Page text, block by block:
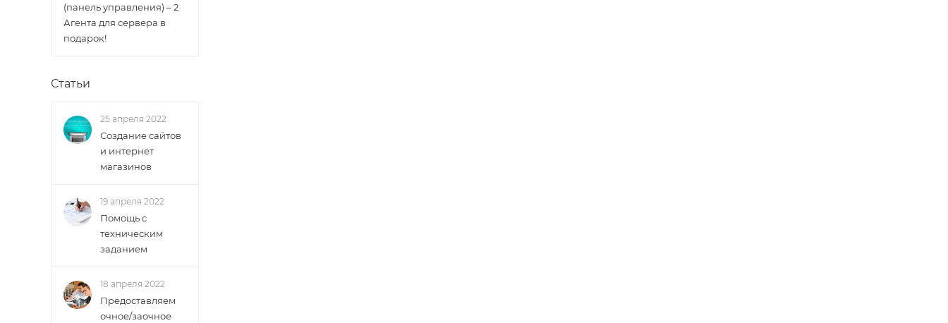
(панель управления) – 2
Агента для сервера в
подарок!
Статьи
25 апреля 2022
Создание сайтов
и интернет
магазинов
19 апреля 2022
Помощь с
техническим
заданием
18 апреля 2022
Предоставляем
очное/заочное